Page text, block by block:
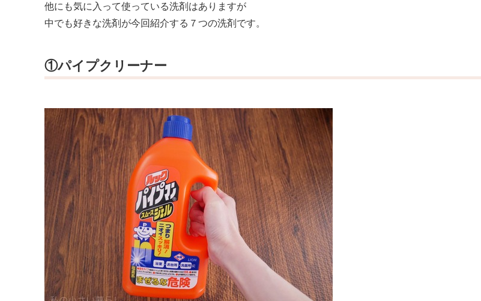
他にも気に入って使っている洗剤はありますが
中でも好きな洗剤が今回紹介する７つの洗剤です。
①パイプクリーナー